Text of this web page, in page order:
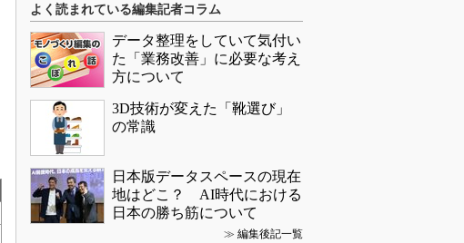
よく読まれている編集記者コラム
データ整理をしていて気付い
た「業務改善」に必要な考え
方について
3D技術が変えた「靴選び」
の常識
日本版データスペースの現在
地はどこ？ AI時代における
日本の勝ち筋について
≫ 編集後記一覧